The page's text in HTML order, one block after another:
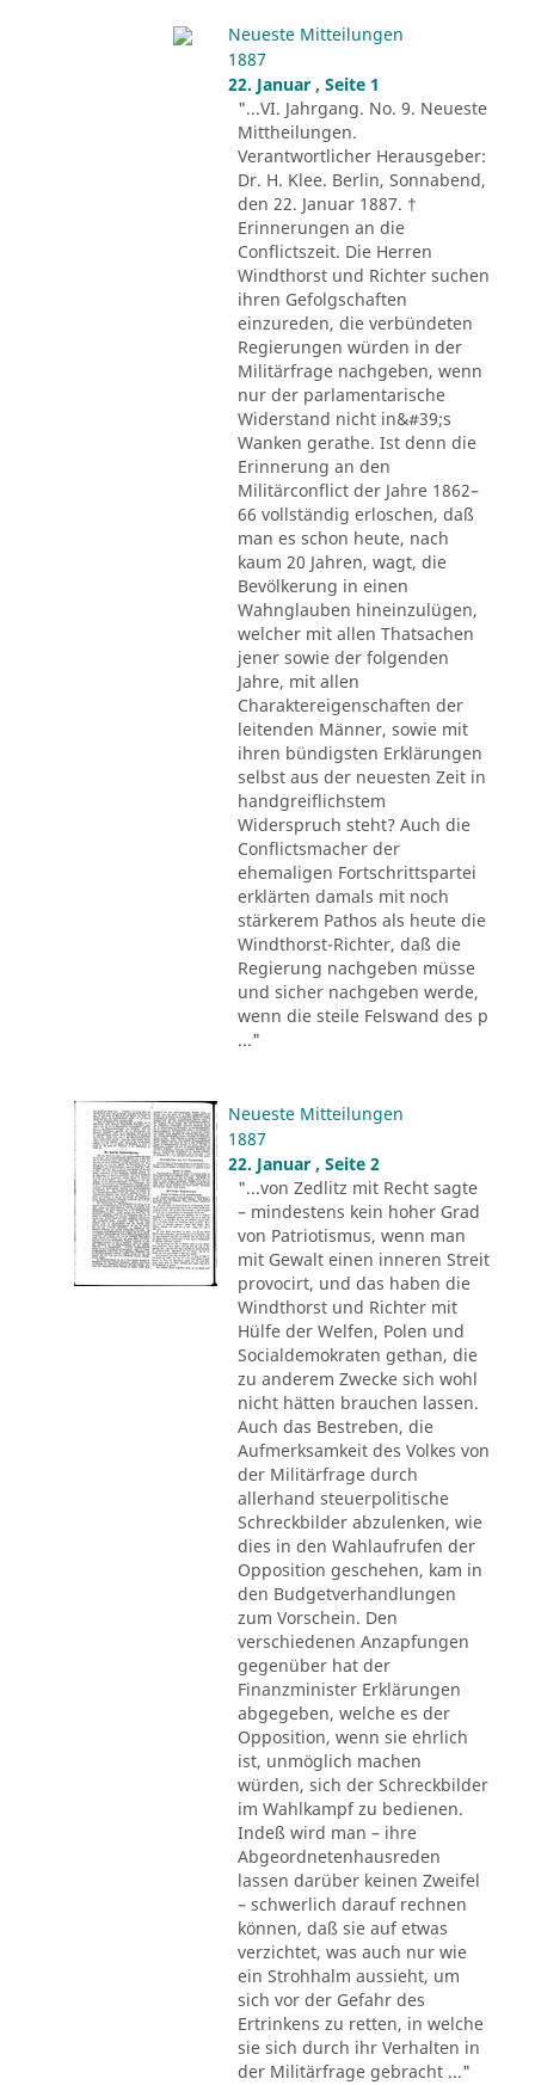
Neueste Mitteilungen
1887
22. Januar , Seite 1
"...VI. Jahrgang. No. 9. Neueste
Mittheilungen.
Verantwortlicher Herausgeber:
Dr. H. Klee. Berlin, Sonnabend,
den 22. Januar 1887. †
Erinnerungen an die
Conflictszeit. Die Herren
Windthorst und Richter suchen
ihren Gefolgschaften
einzureden, die verbündeten
Regierungen würden in der
Militärfrage nachgeben, wenn
nur der parlamentarische
Widerstand nicht in&#39;s
Wanken gerathe. Ist denn die
Erinnerung an den
Militärconflict der Jahre 1862–
66 vollständig erloschen, daß
man es schon heute, nach
kaum 20 Jahren, wagt, die
Bevölkerung in einen
Wahnglauben hineinzulügen,
welcher mit allen Thatsachen
jener sowie der folgenden
Jahre, mit allen
Charaktereigenschaften der
leitenden Männer, sowie mit
ihren bündigsten Erklärungen
selbst aus der neuesten Zeit in
handgreiflichstem
Widerspruch steht? Auch die
Conflictsmacher der
ehemaligen Fortschrittspartei
erklärten damals mit noch
stärkerem Pathos als heute die
Windthorst-Richter, daß die
Regierung nachgeben müsse
und sicher nachgeben werde,
wenn die steile Felswand des p
..."
Neueste Mitteilungen
1887
22. Januar , Seite 2
"...von Zedlitz mit Recht sagte
– mindestens kein hoher Grad
von Patriotismus, wenn man
mit Gewalt einen inneren Streit
provocirt, und das haben die
Windthorst und Richter mit
Hülfe der Welfen, Polen und
Socialdemokraten gethan, die
zu anderem Zwecke sich wohl
nicht hätten brauchen lassen.
Auch das Bestreben, die
Aufmerksamkeit des Volkes von
der Militärfrage durch
allerhand steuerpolitische
Schreckbilder abzulenken, wie
dies in den Wahlaufrufen der
Opposition geschehen, kam in
den Budgetverhandlungen
zum Vorschein. Den
verschiedenen Anzapfungen
gegenüber hat der
Finanzminister Erklärungen
abgegeben, welche es der
Opposition, wenn sie ehrlich
ist, unmöglich machen
würden, sich der Schreckbilder
im Wahlkampf zu bedienen.
Indeß wird man – ihre
Abgeordnetenhausreden
lassen darüber keinen Zweifel
– schwerlich darauf rechnen
können, daß sie auf etwas
verzichtet, was auch nur wie
ein Strohhalm aussieht, um
sich vor der Gefahr des
Ertrinkens zu retten, in welche
sie sich durch ihr Verhalten in
der Militärfrage gebracht ..."